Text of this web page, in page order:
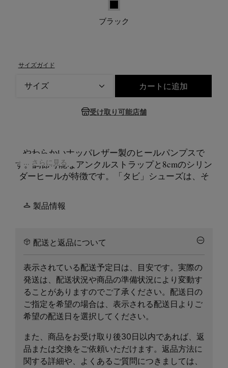
ブラック
ブラック
サイズガイド
カートに追加
受け取り可能店舗
やわらかいナッパレザー製のヒールパンプスで
す。調節可能なアンクルストラップと8cmのシリン
ダーヒールが特徴です。「タビ」シューズは、そ
（足袋）から着想を得たつま先が分かれたスプリ
ットトゥのシルエットが特徴のスタイルです。ア
ルジェラのクリエイティブなスピリットを反映し
た「タビ」は、メゾンのヘリテージとして、伝統
を受け継ぎながら時代とともに進化し続けていま
す。
... さらに見る
製品情報
配送と返品について
表示されている配送予定日は、目安です。実際の
発送は、配送状況や商品の準備状況により変動す
ることがありますのでご了承ください。配送日の
ご指定を希望の場合は、表示される配送日よりご
希望の配送日を選択してください。
また、商品をお受け取り後30日以内であれば、返
品または交換をご依頼いただけます。返品方法に
関する詳細や、よくあるご質問につきましては、